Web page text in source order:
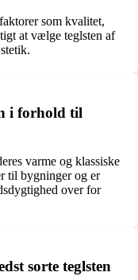
som kvalitet,
at vælge teglsten af
i forhold til
varme og klassiske
til bygninger og er
over for
sorte teglsten